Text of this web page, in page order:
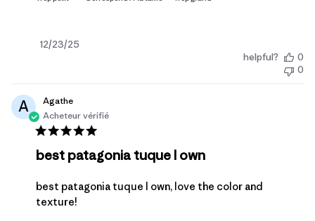
Date
12/23/25
helpful?
0
0
A
Agathe
Acheteur vérifié
best patagonia tuque I own
best patagonia tuque I own, love the color and
texture!